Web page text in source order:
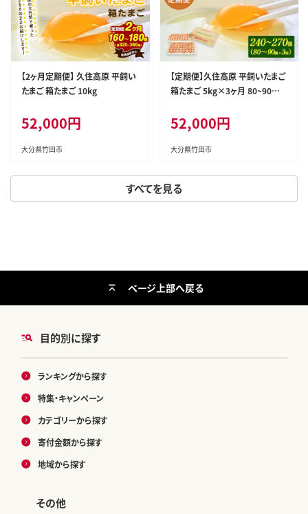
すべてを見る
【2ヶ月定期便】 久住高原 平飼い
たまご 箱たまご 10kg
52,000円
大分県竹田市
【定期便】久住高原 平飼いたまご
箱たまご 5kg×3ヶ月 80~90個
52,000円
大分県竹田市
目的別に探す
ランキングから探す
特集・キャンペーン
カテゴリーから探す
寄付金額から探す
地域から探す
その他
ページ上部へ戻る